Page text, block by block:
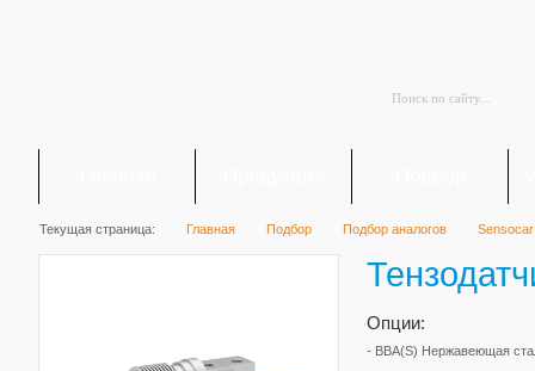
Текущая страница: Главная Подбор Подбор аналогов Sensocar
Опции:
- BBA(S) Нержавеющая